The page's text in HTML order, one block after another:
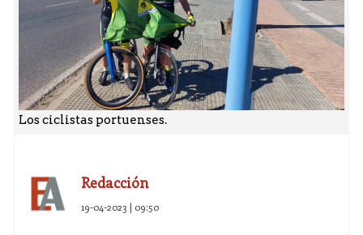
Los ciclistas portuenses.
Redacción
19-04-2023 | 09:50